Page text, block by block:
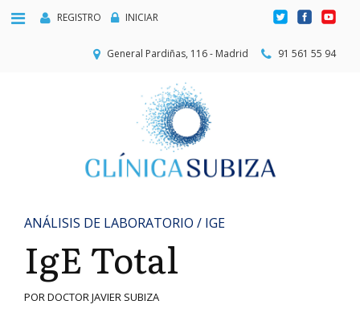
REGISTRO INICIAR
General Pardiñas, 116 - Madrid 91 561 55 94
ANÁLISIS DE LABORATORIO / IGE
IgE Total
POR DOCTOR JAVIER SUBIZA